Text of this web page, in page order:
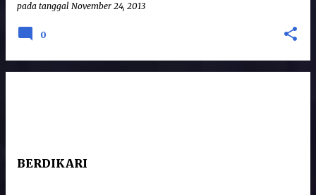
pada tanggal November 24, 2013
0
BERDIKARI